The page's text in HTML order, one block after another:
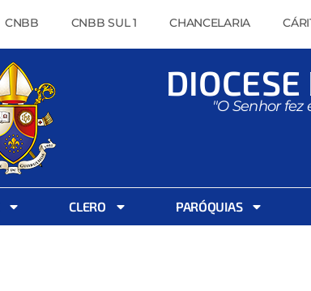
CNBB CNBB SUL 1 CHANCELARIA
"O Senhor
CLERO PARÓQUIAS